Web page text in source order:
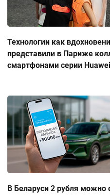
Технологии как
представили в Париже
смартфонами серии
В Беларуси 2 рубля можно